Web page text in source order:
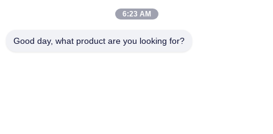
Εργοστάσιο
επεξεργασίας
6:23 AM
Good day, what product are you looking for?